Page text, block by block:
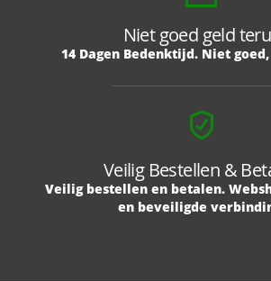
Niet goed geld
14 Dagen Bedenktijd. Niet
Veilig Bestellen &
Veilig bestellen en betalen.
en beveiligde